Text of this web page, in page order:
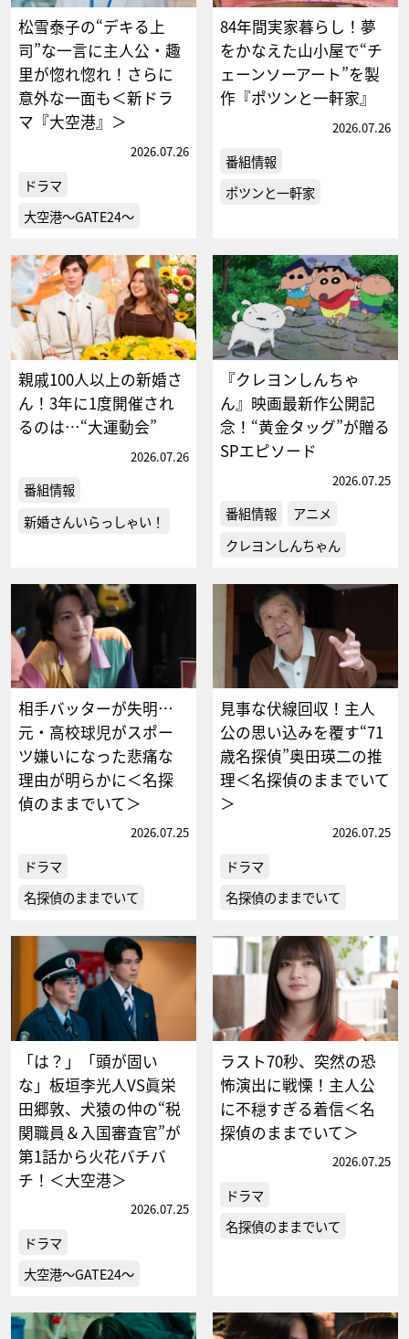
松雪泰子の“デキる上
司”な一言に主人公・趣
里が惚れ惚れ！さらに
意外な一面も＜新ドラ
マ『大空港』＞
2026.07.26
ドラマ
大空港～GATE24～
84年間実家暮らし！夢
をかなえた山小屋で“チ
ェーンソーアート”を製
作『ポツンと一軒家』
2026.07.26
番組情報
ポツンと一軒家
親戚100人以上の新婚さ
ん！3年に1度開催され
るのは…“大運動会”
2026.07.26
番組情報
新婚さんいらっしゃい！
『クレヨンしんちゃ
ん』映画最新作公開記
念！“黄金タッグ”が贈る
SPエピソード
2026.07.25
番組情報
アニメ
クレヨンしんちゃん
相手バッターが失明…
元・高校球児がスポー
ツ嫌いになった悲痛な
理由が明らかに＜名探
偵のままでいて＞
2026.07.25
ドラマ
名探偵のままでいて
見事な伏線回収！主人
公の思い込みを覆す“71
歳名探偵”奥田瑛二の推
理＜名探偵のままでいて
＞
2026.07.25
ドラマ
名探偵のままでいて
「は？」「頭が固い
な」板垣李光人VS眞栄
田郷敦、犬猿の仲の“税
関職員＆入国審査官”が
第1話から火花バチバ
チ！＜大空港＞
2026.07.25
ドラマ
大空港～GATE24～
ラスト70秒、突然の恐
怖演出に戦慄！主人公
に不穏すぎる着信＜名
探偵のままでいて＞
2026.07.25
ドラマ
名探偵のままでいて